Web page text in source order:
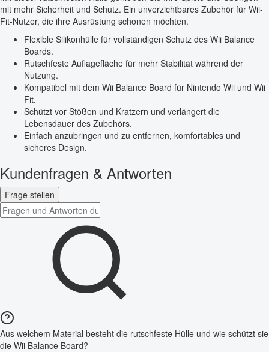
mit mehr Sicherheit und Schutz. Ein unverzichtbares Zubehör für Wii-
Fit-Nutzer, die ihre Ausrüstung schonen möchten.
Flexible Silikonhülle für vollständigen Schutz des Wii Balance
Boards.
Rutschfeste Auflagefläche für mehr Stabilität während der
Nutzung.
Kompatibel mit dem Wii Balance Board für Nintendo Wii und Wii
Fit.
Schützt vor Stößen und Kratzern und verlängert die
Lebensdauer des Zubehörs.
Einfach anzubringen und zu entfernen, komfortables und
sicheres Design.
Kundenfragen & Antworten
Frage stellen
Aus welchem Material besteht die rutschfeste Hülle und wie schützt sie
die Wii Balance Board?